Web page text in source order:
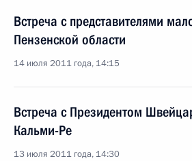
Встреча с представителями
Пензенской области
14 июля 2011 года, 14:15
Встреча с Президентом
Кальми-Ре
13 июля 2011 года, 14:30